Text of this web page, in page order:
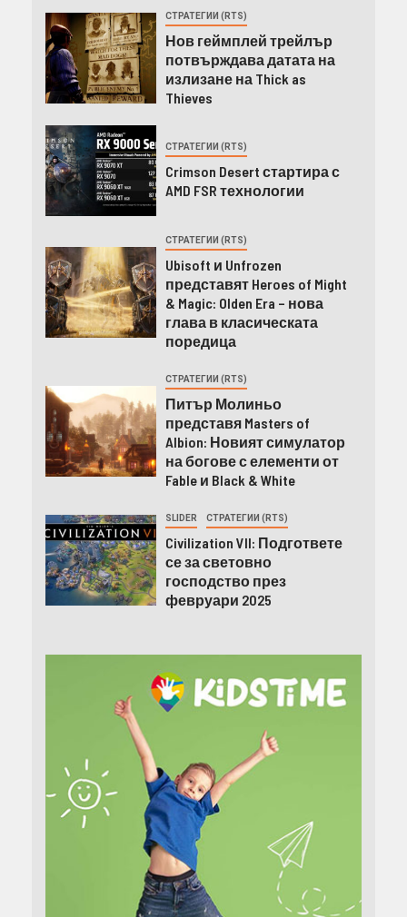
СТРАТЕГИИ (RTS)
Нов геймплей трейлър
потвърждава датата на
излизане на Thick as
Thieves
СТРАТЕГИИ (RTS)
Crimson Desert стартира с
AMD FSR технологии
СТРАТЕГИИ (RTS)
Ubisoft и Unfrozen
представят Heroes of Might
& Magic: Olden Era – нова
глава в класическата
поредица
СТРАТЕГИИ (RTS)
Питър Молиньо
представя Masters of
Albion: Новият симулатор
на богове с елементи от
Fable и Black & White
SLIDER СТРАТЕГИИ (RTS)
Civilization VII: Подгответе
се за световно
господство през
февруари 2025